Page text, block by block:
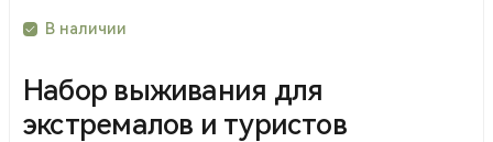
В наличии
Набор выживания для
экстремалов и туристов